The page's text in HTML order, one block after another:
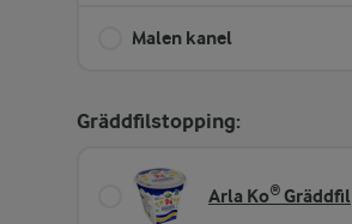
Malen kanel
Gräddfilstopping:
Arla Ko® Gräddfil